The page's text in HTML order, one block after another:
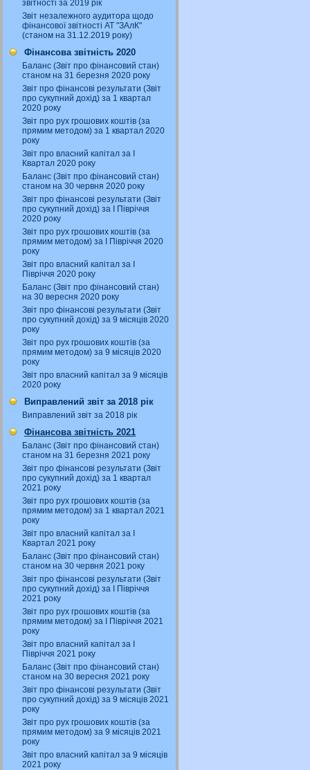
звітності за 2019 рік
Звіт незалежного аудитора щодо
фінансової звітності АТ "ЗАлК"
(станом на 31.12.2019 року)
Фінансова звітність 2020
Баланс (Звіт про фінансовий стан)
станом на 31 березня 2020 року
Звіт про фінансові результати (Звіт
про сукупний дохід) за 1 квартал
2020 року
Звіт про рух грошових коштів (за
прямим методом) за 1 квартал 2020
року
Звіт про власний капітал за І
Квартал 2020 року
Баланс (Звіт про фінансовий стан)
станом на 30 червня 2020 року
Звіт про фінансові результати (Звіт
про сукупний дохід) за І Півріччя
2020 року
Звіт про рух грошових коштів (за
прямим методом) за І Півріччя 2020
року
Звіт про власний капітал за І
Півріччя 2020 року
Баланс (Звіт про фінансовий стан)
на 30 вересня 2020 року
Звіт про фінансові результати (Звіт
про сукупний дохід) за 9 місяців 2020
року
Звіт про рух грошових коштів (за
прямим методом) за 9 місяців 2020
року
Звіт про власний капітал за 9 місяців
2020 року
Виправлений звіт за 2018 рік
Виправлений звіт за 2018 рік
Фінансова звітність 2021
Баланс (Звіт про фінансовий стан)
станом на 31 березня 2021 року
Звіт про фінансові результати (Звіт
про сукупний дохід) за 1 квартал
2021 року
Звіт про рух грошових коштів (за
прямим методом) за 1 квартал 2021
року
Звіт про власний капітал за І
Квартал 2021 року
Баланс (Звіт про фінансовий стан)
станом на 30 червня 2021 року
Звіт про фінансові результати (Звіт
про сукупний дохід) за І Півріччя
2021 року
Звіт про рух грошових коштів (за
прямим методом) за І Півріччя 2021
року
Звіт про власний капітал за І
Півріччя 2021 року
Баланс (Звіт про фінансовий стан)
станом на 30 вересня 2021 року
Звіт про фінансові результати (Звіт
про сукупний дохід) за 9 місяців 2021
року
Звіт про рух грошових коштів (за
прямим методом) за 9 місяців 2021
року
Звіт про власний капітал за 9 місяців
2021 року